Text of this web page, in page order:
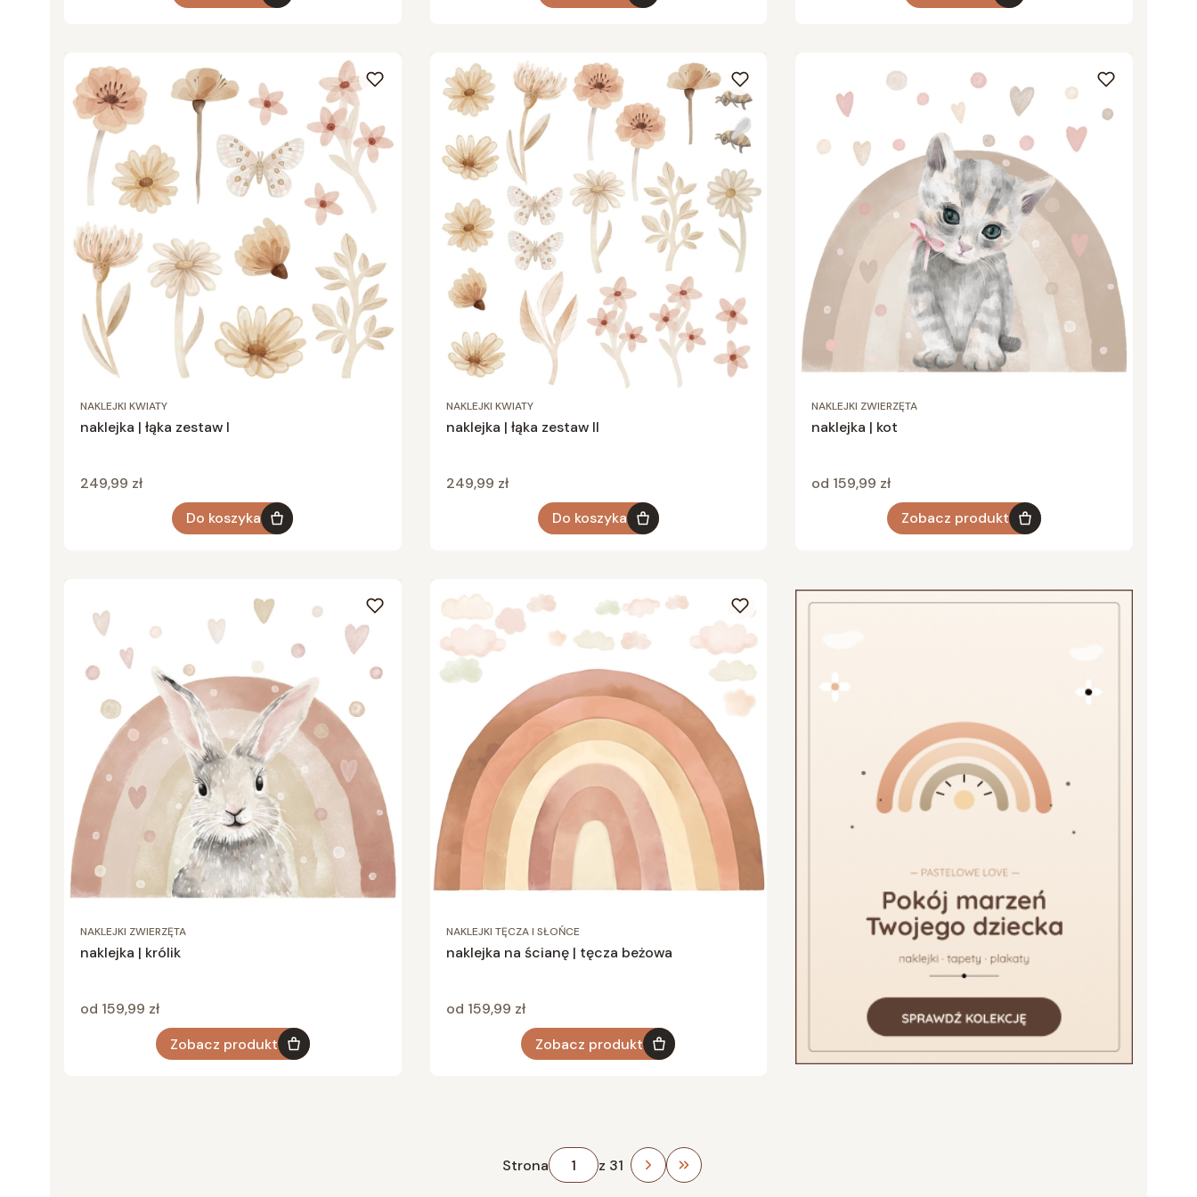
NAKLEJKI KWIATY
naklejka | łąka zestaw I
Cena
249,99 zł
Do koszyka
NAKLEJKI KWIATY
naklejka | łąka zestaw II
Cena
249,99 zł
Do koszyka
NAKLEJKI ZWIERZĘTA
naklejka | kot
Cena
od 159,99 zł
Zobacz produkt
NAKLEJKI ZWIERZĘTA
naklejka | królik
Cena
od 159,99 zł
Zobacz produkt
NAKLEJKI TĘCZA I SŁOŃCE
naklejka na ścianę | tęcza beżowa
Cena
od 159,99 zł
Zobacz produkt
Strona z 31 Przejdź do ostatniej strony z produktami